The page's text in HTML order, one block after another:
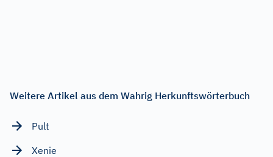
Weitere Artikel aus dem Wahrig Herkunftswörterbuch
Pult
Xenie